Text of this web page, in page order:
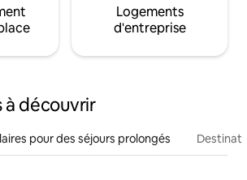
Logements
d'entreprise
à découvrir
pour des séjours prolongés